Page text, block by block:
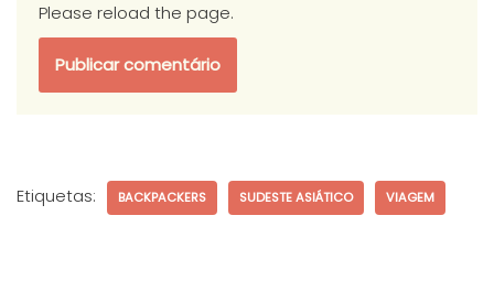
Please reload the page.
Etiquetas: BACKPACKERS SUDESTE ASIÁTICO VIAGEM